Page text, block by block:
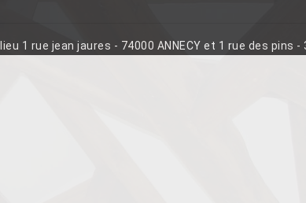
1 rue jean jaures - 74000 ANNECY et 1 rue des pins -